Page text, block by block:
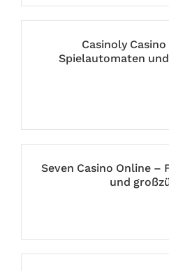
Casinoly
Spielautomaten
Seven Casino Online –
und